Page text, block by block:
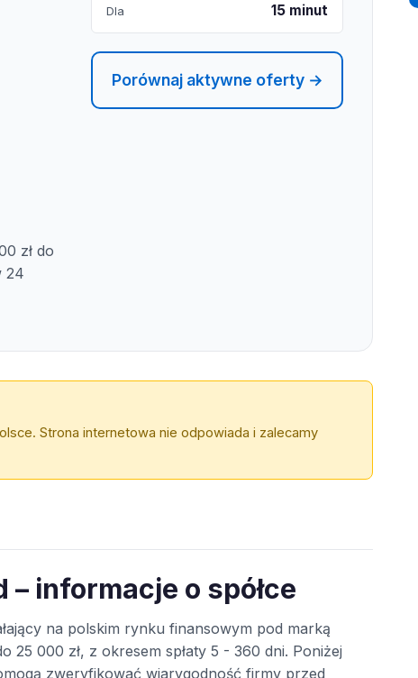
zł do
24
Dla 15 minut
Porównaj aktywne oferty →
Strona internetowa nie odpowiada i zalecamy
informacje o spółce
na polskim rynku finansowym pod marką
25 000 zł, z okresem spłaty 5 - 360 dni. Poniżej
zweryfikować wiarygodność firmy przed